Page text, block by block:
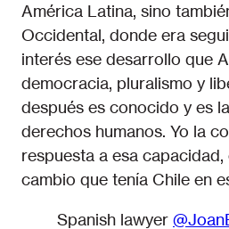
América Latina, sino
Occidental, donde era
interés ese desarrollo que
democracia, pluralismo y
después es conocido y es
derechos humanos. Yo la
respuesta a esa
cambio que tenía Chile en
Spanish lawyer